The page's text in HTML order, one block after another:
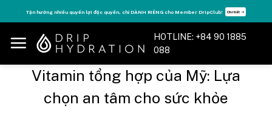
to
content
Tăng năng lượng - sống đỉnh cao với thẻ Vitamin Drip Membership.
HOTLINE: +84 90 1885
088
Vitamin tổng hợp của Mỹ: Lựa
chọn an tâm cho sức khỏe